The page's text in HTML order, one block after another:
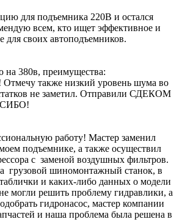
для подъемника 220В и остался
всем, кто ищет эффективное и
для своих автоподъемников.
на 380в, преимущества:
также низкий уровень шума во
не заметил. Отправили СДЕКОМ
работу! Мастер заменил
подъемнике, а также осуществил
с заменой воздушных фильтров.
грузовой шиномонтажный станок, в
и каких-либо данных о модели
могли решить проблему гидравлики, а
гидронасос, мастер компании
и наша проблема была решена в